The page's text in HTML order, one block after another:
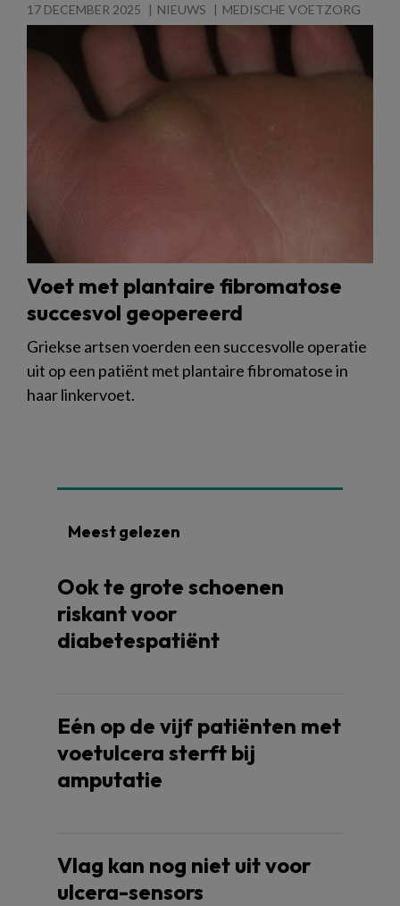
17 DECEMBER 2025 NIEUWS MEDISCHE VOETZORG
Voet met plantaire fibromatose
succesvol geopereerd
Griekse artsen voerden een succesvolle operatie
uit op een patiënt met plantaire fibromatose in
haar linkervoet.
Meest gelezen
Ook te grote schoenen
riskant voor
diabetespatiënt
Eén op de vijf patiënten met
voetulcera sterft bij
amputatie
Vlag kan nog niet uit voor
ulcera-sensors